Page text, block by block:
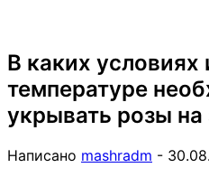
В каких условиях
температуре
укрывать розы на
Написано mashradm -